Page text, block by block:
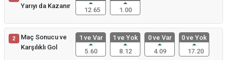
Yarıyı da Kazanır
12.65
1.00
2
Maç Sonucu ve
Karşılıklı Gol
1 ve Var
5.60
1 ve Yok
8.12
0 ve Var
4.09
0 ve Yok
17.20